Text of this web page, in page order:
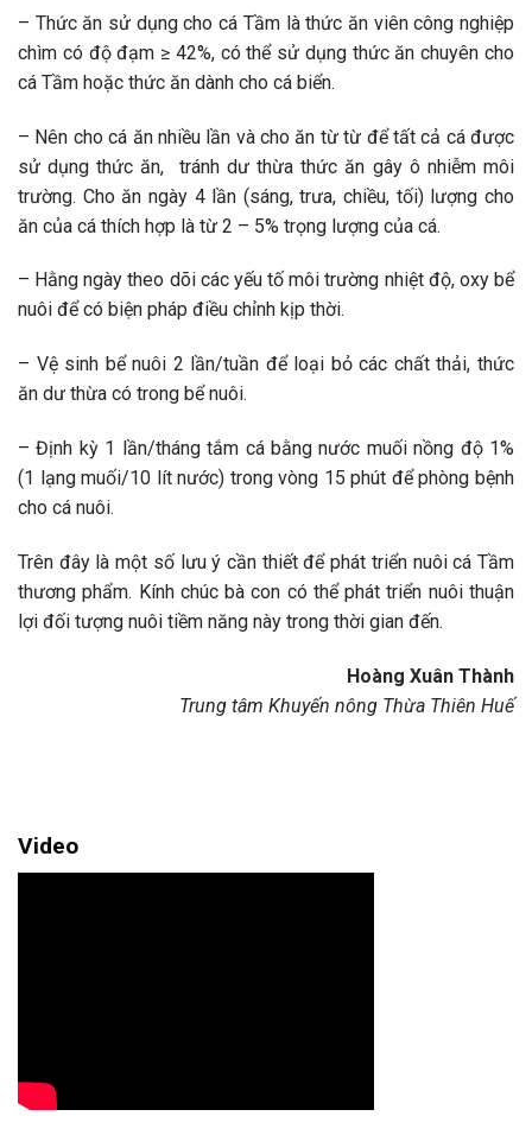
– Thức ăn sử dụng cho cá Tầm là thức ăn viên công nghiệp
chìm có độ đạm ≥ 42%, có thể sử dụng thức ăn chuyên cho
cá Tầm hoặc thức ăn dành cho cá biển.
– Nên cho cá ăn nhiều lần và cho ăn từ từ để tất cả cá được
sử dụng thức ăn, tránh dư thừa thức ăn gây ô nhiễm môi
trường. Cho ăn ngày 4 lần (sáng, trưa, chiều, tối) lượng cho
ăn của cá thích hợp là từ 2 – 5% trọng lượng của cá.
– Hằng ngày theo dõi các yếu tố môi trường nhiệt độ, oxy bể
nuôi để có biện pháp điều chỉnh kịp thời.
– Vệ sinh bể nuôi 2 lần/tuần để loại bỏ các chất thải, thức
ăn dư thừa có trong bể nuôi.
– Định kỳ 1 lần/tháng tắm cá bằng nước muối nồng độ 1%
(1 lạng muối/10 lít nước) trong vòng 15 phút để phòng bệnh
cho cá nuôi.
Trên đây là một số lưu ý cần thiết để phát triển nuôi cá Tầm
thương phẩm. Kính chúc bà con có thể phát triển nuôi thuận
lợi đối tượng nuôi tiềm năng này trong thời gian đến.
Hoàng Xuân Thành
Trung tâm Khuyến nông Thừa Thiên Huế
Video